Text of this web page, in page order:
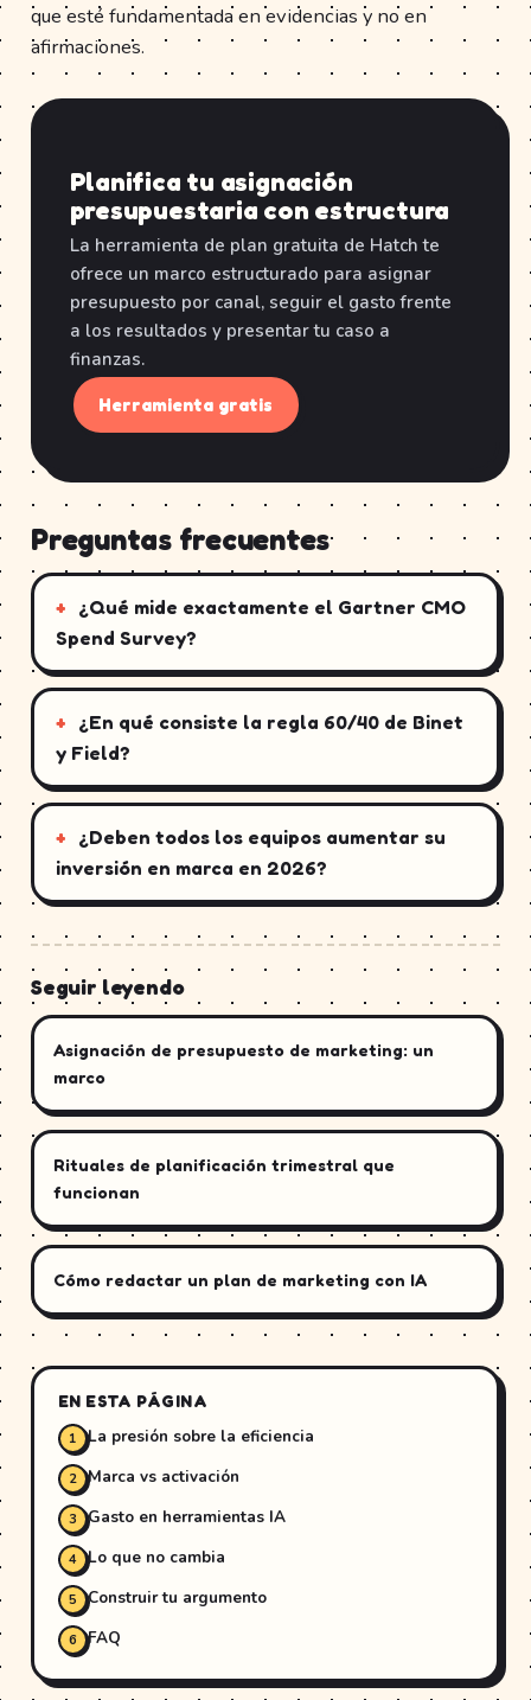
que esté fundamentada en evidencias y no en
afirmaciones.
Planifica tu asignación
presupuestaria con estructura
La herramienta de plan gratuita de Hatch te
ofrece un marco estructurado para asignar
presupuesto por canal, seguir el gasto frente
a los resultados y presentar tu caso a
finanzas.
Herramienta gratis
Preguntas frecuentes
¿Qué mide exactamente el Gartner CMO
Spend Survey?
¿En qué consiste la regla 60/40 de Binet
y Field?
¿Deben todos los equipos aumentar su
inversión en marca en 2026?
Seguir leyendo
Asignación de presupuesto de marketing: un
marco
Rituales de planificación trimestral que
funcionan
Cómo redactar un plan de marketing con IA
EN ESTA PÁGINA
La presión sobre la eficiencia
Marca vs activación
Gasto en herramientas IA
Lo que no cambia
Construir tu argumento
FAQ